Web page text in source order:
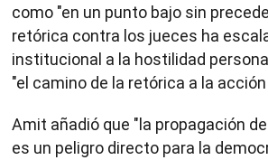
como "en un punto bajo sin
retórica contra los jueces ha
institucional a la hostilidad
"el camino de la retórica a la
Amit añadió que "la propagación
es un peligro directo para la